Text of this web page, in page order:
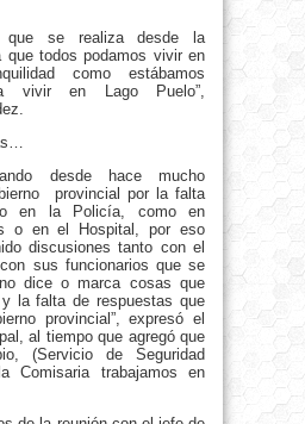
que se realiza desde la
que todos podamos vivir en
como estábamos
a vivir en Lago Puelo”,
desde hace mucho
provincial por la falta
en la Policía, como en
o en el Hospital, por eso
discusiones tanto con el
sus funcionarios que se
dice o marca cosas que
la falta de respuestas que
provincial”, expresó el
al tiempo que agregó que
(Servicio de Seguridad
Comisaria trabajamos en